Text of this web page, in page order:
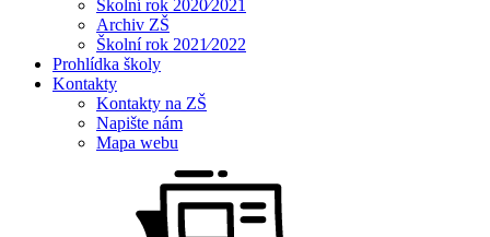
Školní rok 2020⁄2021
Archiv ZŠ
Školní rok 2021⁄2022
Prohlídka školy
Kontakty
Kontakty na ZŠ
Napište nám
Mapa webu